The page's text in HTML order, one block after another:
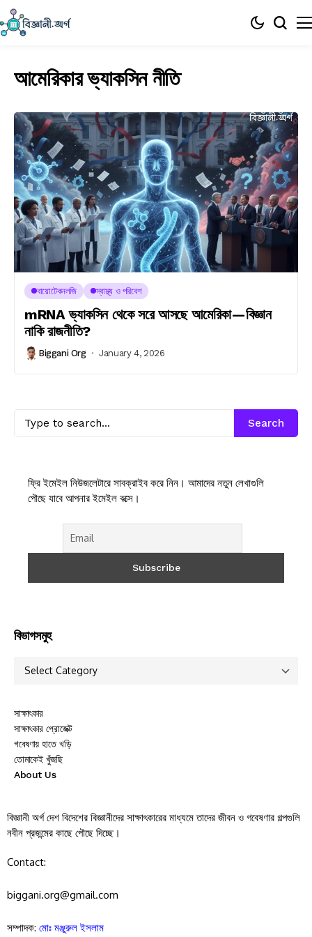
আমেরিকার ভ্যাকসিন নীতি
বায়োটেকনলজি স্বাস্থ্য ও পরিবেশ
mRNA ভ্যাকসিন থেকে সরে আসছে আমেরিকা—বিজ্ঞান
নাকি রাজনীতি?
Biggani Org January 4, 2026
Search
ফ্রি ইমেইল নিউজলেটারে সাবক্রাইব করে নিন। আমাদের নতুন লেখাগুলি
পৌছে যাবে আপনার ইমেইল বক্সে।
বিভাগসমুহ
সাক্ষাৎকার
সাক্ষাৎকার প্রোজেক্ট
গবেষণায় হাতে খড়ি
তোমাকেই খুঁজছি
About Us
বিজ্ঞানী অর্গ দেশ বিদেশের বিজ্ঞানীদের সাক্ষাৎকারের মাধ্যমে তাদের জীবন ও গবেষণার গল্পগুলি
নবীন প্রজন্মের কাছে পৌছে দিচ্ছে।
Contact:
biggani.org@gmail.com
সম্পাদক: মোঃ মঞ্জুরুল ইসলাম